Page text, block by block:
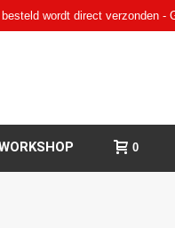
wordt direct verzonden -
0